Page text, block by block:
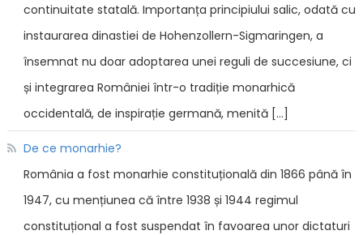
continuitate statală. Importanța principiului salic, odată cu
instaurarea dinastiei de Hohenzollern-Sigmaringen, a
însemnat nu doar adoptarea unei reguli de succesiune, ci
și integrarea României într-o tradiție monarhică
occidentală, de inspirație germană, menită […]
De ce monarhie?
România a fost monarhie constituțională din 1866 până în
1947, cu mențiunea că între 1938 și 1944 regimul
constituțional a fost suspendat în favoarea unor dictaturi